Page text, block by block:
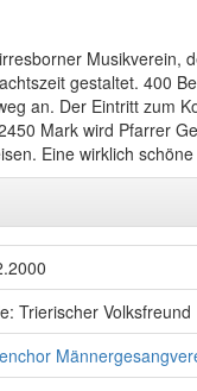
Musikverein,
gestaltet. 400
an. Der Eintritt zum
Mark wird Pfarrer
Eine wirklich
Trierischer Volksfreund